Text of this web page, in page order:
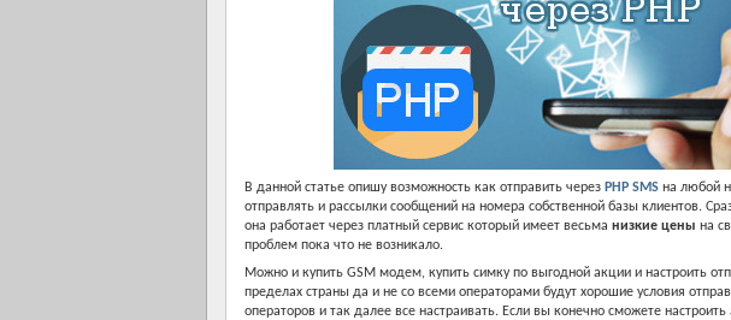
В данной статье опишу возможность как отправить через PHP SMS на любой
отправлять и рассылки сообщений на номера собственной базы клиентов.
она работает через платный сервис который имеет весьма низкие цены на
проблем пока что не возникало.
Можно и купить GSM модем, купить симку по выгодной акции и настроить
пределах страны да и не со всеми операторами будут хорошие условия
операторов и так далее все настраивать. Если вы конечно сможете